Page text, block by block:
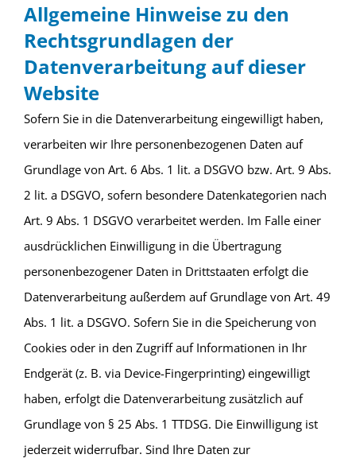
Allgemeine Hinweise zu den
Rechtsgrundlagen der
Datenverarbeitung auf dieser
Website
Sofern Sie in die Datenverarbeitung eingewilligt haben,
verarbeiten wir Ihre personenbezogenen Daten auf
Grundlage von Art. 6 Abs. 1 lit. a DSGVO bzw. Art. 9 Abs.
2 lit. a DSGVO, sofern besondere Datenkategorien nach
Art. 9 Abs. 1 DSGVO verarbeitet werden. Im Falle einer
ausdrücklichen Einwilligung in die Übertragung
personenbezogener Daten in Drittstaaten erfolgt die
Datenverarbeitung außerdem auf Grundlage von Art. 49
Abs. 1 lit. a DSGVO. Sofern Sie in die Speicherung von
Cookies oder in den Zugriff auf Informationen in Ihr
Endgerät (z. B. via Device-Fingerprinting) eingewilligt
haben, erfolgt die Datenverarbeitung zusätzlich auf
Grundlage von § 25 Abs. 1 TTDSG. Die Einwilligung ist
jederzeit widerrufbar. Sind Ihre Daten zur